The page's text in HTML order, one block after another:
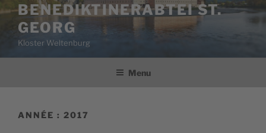
BENEDIKTINERABTEI ST.
GEORG
Kloster Weltenburg
Menu
ANNÉE : 2017